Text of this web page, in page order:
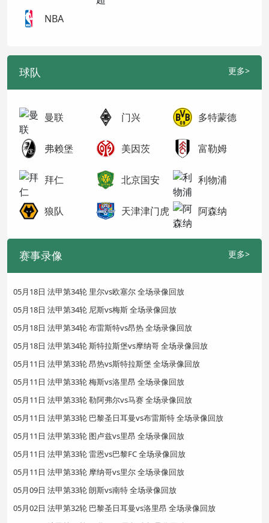
NBA
球队 更多>
曼联 门兴 多特蒙德
弗赖堡 美因茨 富勒姆
拜仁 北京国安 利物浦
狼队 天津津门虎 阿森纳
赛事录像 更多>
05月18日 法甲第34轮 里尔vs欧塞尔 全场录像回放
05月18日 法甲第34轮 尼斯vs梅斯 全场录像回放
05月18日 法甲第34轮 布雷斯特vs昂热 全场录像回放
05月18日 法甲第34轮 斯特拉斯堡vs摩纳哥 全场录像回放
05月11日 法甲第33轮 昂热vs斯特拉斯堡 全场录像回放
05月11日 法甲第33轮 梅斯vs洛里昂 全场录像回放
05月11日 法甲第33轮 勒阿弗尔vs马赛 全场录像回放
05月11日 法甲第33轮 巴黎圣日耳曼vs布雷斯特 全场录像回放
05月11日 法甲第33轮 图卢兹vs里昂 全场录像回放
05月11日 法甲第33轮 雷恩vs巴黎FC 全场录像回放
05月11日 法甲第33轮 摩纳哥vs里尔 全场录像回放
05月09日 法甲第33轮 朗斯vs南特 全场录像回放
05月02日 法甲第32轮 巴黎圣日耳曼vs洛里昂 全场录像回放